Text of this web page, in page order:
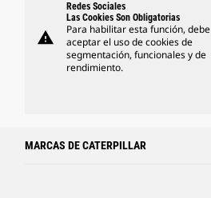
warning
Redes Sociales
Las Cookies Son Obligatorias
Para habilitar esta función, debe
aceptar el uso de cookies de
segmentación, funcionales y de
rendimiento.
MARCAS DE CATERPILLAR